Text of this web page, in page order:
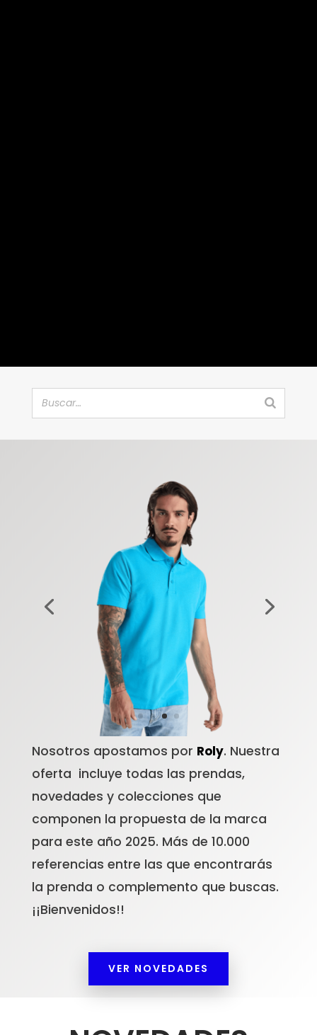
Nosotros apostamos por Roly. Nuestra
oferta incluye todas las prendas,
novedades y colecciones que
componen la propuesta de la marca
para este año 2025. Más de 10.000
referencias entre las que encontrarás
la prenda o complemento que buscas.
¡¡Bienvenidos!!
VER NOVEDADES